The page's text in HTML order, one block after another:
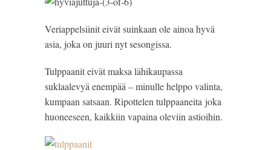
Veriappelsiinit eivät suinkaan ole ainoa hyvä
asia, joka on juuri nyt sesongissa.
Tulppaanit eivät maksa lähikaupassa
suklaalevyä enempää – minulle helppo valinta,
kumpaan satsaan. Ripottelen tulppaaneita joka
huoneeseen, kaikkiin vapaina oleviin astioihin.